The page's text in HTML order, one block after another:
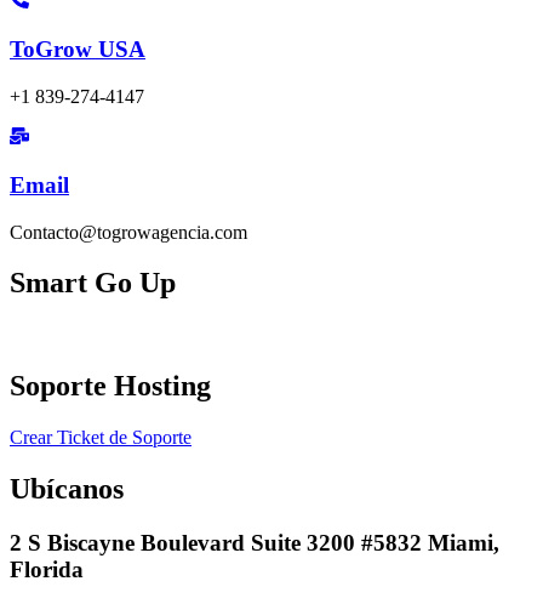
ToGrow USA
+1 839-274-4147
Email
Contacto@togrowagencia.com
Smart Go Up
Soporte Hosting​
Crear Ticket de Soporte
Ubícanos
2 S Biscayne Boulevard Suite 3200 #5832 Miami,
Florida